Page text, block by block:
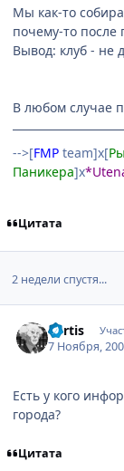
Мы как-то
почему-то после
Вывод: клуб - не
В любом случае
-->[FMP team]х[
Паникера]х
Цитата
2 недели спустя...
Kertis
7 Ноября,
Есть у кого
города?
Цитата